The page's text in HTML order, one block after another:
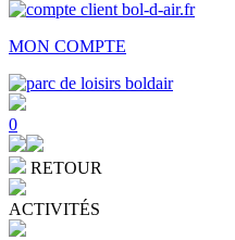
MON COMPTE
0
RETOUR
ACTIVITÉS